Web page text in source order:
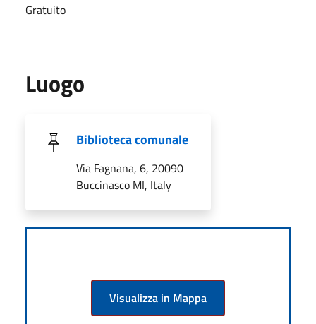
Gratuito
Luogo
Biblioteca comunale
Via Fagnana, 6, 20090
Buccinasco MI, Italy
Visualizza in Mappa